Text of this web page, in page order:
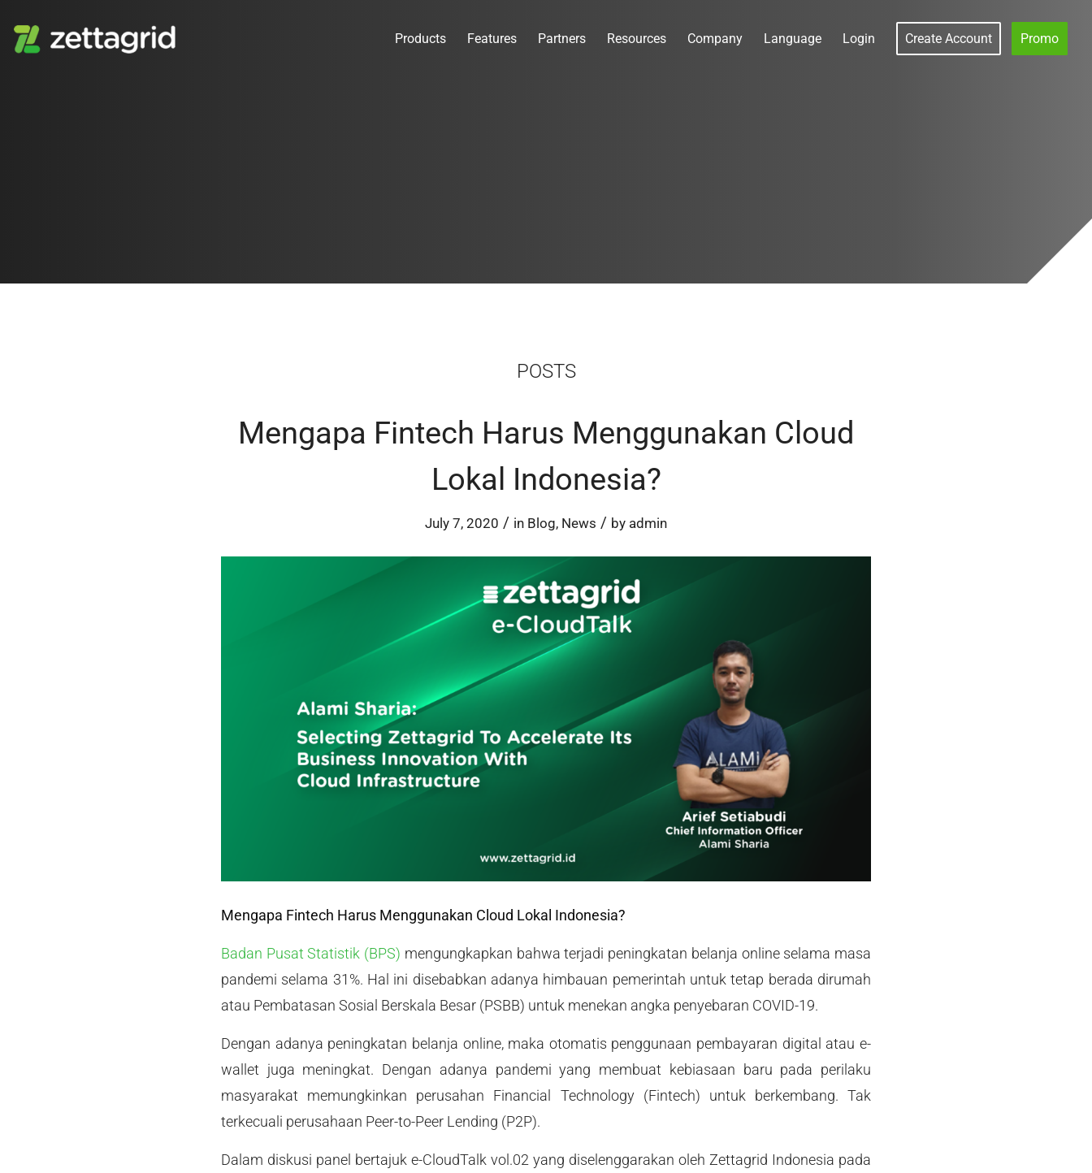
Products Features Partners Resources Company Language Login Create Account Promo
POSTS
Mengapa Fintech Harus Menggunakan Cloud
Lokal Indonesia?
July 7, 2020 / in Blog, News / by admin
Mengapa Fintech Harus Menggunakan Cloud Lokal Indonesia?
Badan Pusat Statistik (BPS) mengungkapkan bahwa terjadi peningkatan belanja online selama masa
pandemi selama 31%. Hal ini disebabkan adanya himbauan pemerintah untuk tetap berada dirumah
atau Pembatasan Sosial Berskala Besar (PSBB) untuk menekan angka penyebaran COVID-19.
Dengan adanya peningkatan belanja online, maka otomatis penggunaan pembayaran digital atau e-
wallet juga meningkat. Dengan adanya pandemi yang membuat kebiasaan baru pada perilaku
masyarakat memungkinkan perusahan Financial Technology (Fintech) untuk berkembang. Tak
terkecuali perusahaan Peer-to-Peer Lending (P2P).
Dalam diskusi panel bertajuk e-CloudTalk vol.02 yang diselenggarakan oleh Zettagrid Indonesia pada